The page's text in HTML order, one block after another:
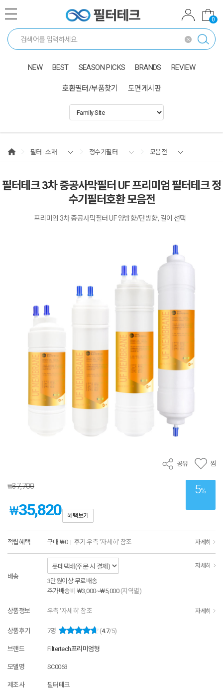
0
NEW BEST SEASON PICKS BRANDS REVIEW
호환필터/부품찾기 도면게시판
필터 · 소재 정수기필터 모음전
필터테크 3차 중공사막필터 UF 프리미엄 필터테크 정
수기필터호환 모음전
프리미엄 3차 중공사막필터 UF 양방향/단방향, 길이 선택
공유 찜
5%
₩37,700
₩35,820 혜택보기
적립혜택 구매 ₩0 | 후기 우측 '자세히' 참조 자세히
배송
자세히
3만원이상 무료배송
추가배송비 ₩3,000~₩5,000 (지역별)
상품정보 우측 '자세히' 참조 자세히
상품후기 7명 (4.7/5)
브랜드 Filtertech프리미엄형
모델명 SC0063
제조사 필터테크